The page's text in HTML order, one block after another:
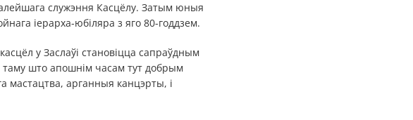
служэння Касцёлу. Затым юныя
іерарха-юбіляра з яго 80-годдзем.
у Заслаўі становіцца сапраўдным
таму што апошнім часам тут добрым
мастацтва, арганныя канцэрты, і